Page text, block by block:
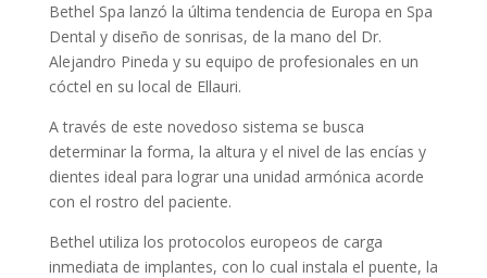
Bethel Spa lanzó la última tendencia de Europa en Spa
Dental y diseño de sonrisas, de la mano del Dr.
Alejandro Pineda y su equipo de profesionales en un
cóctel en su local de Ellauri.
A través de este novedoso sistema se busca
determinar la forma, la altura y el nivel de las encías y
dientes ideal para lograr una unidad armónica acorde
con el rostro del paciente.
Bethel utiliza los protocolos europeos de carga
inmediata de implantes, con lo cual instala el puente, la